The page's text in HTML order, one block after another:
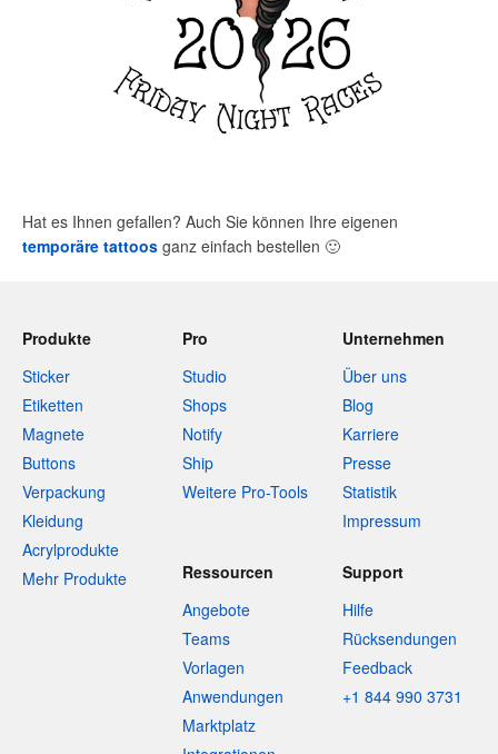
Hat es Ihnen gefallen? Auch Sie können Ihre eigenen
temporäre tattoos ganz einfach bestellen 🙂
Produkte
Sticker
Etiketten
Magnete
Buttons
Verpackung
Kleidung
Acrylprodukte
Mehr Produkte
Pro
Studio
Shops
Notify
Ship
Weitere Pro-Tools
Unternehmen
Über uns
Blog
Karriere
Presse
Statistik
Impressum
Ressourcen
Angebote
Teams
Vorlagen
Anwendungen
Marktplatz
Support
Hilfe
Rücksendungen
Feedback
+1 844 990 3731